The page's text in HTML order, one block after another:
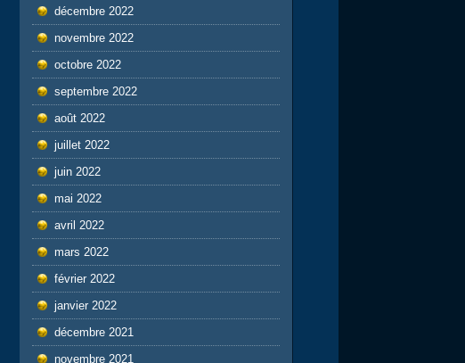
décembre 2022
novembre 2022
octobre 2022
septembre 2022
août 2022
juillet 2022
juin 2022
mai 2022
avril 2022
mars 2022
février 2022
janvier 2022
décembre 2021
novembre 2021